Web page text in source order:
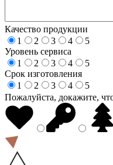
Качество продукции
1
2 3 4
5
Уровень сервиса
1
2 3 4
5
Срок изготовления
1
2 3 4
5
Пожалуйста, докажите,